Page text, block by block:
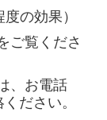
の効果）
ご覧くださ
、お電話
ださい。